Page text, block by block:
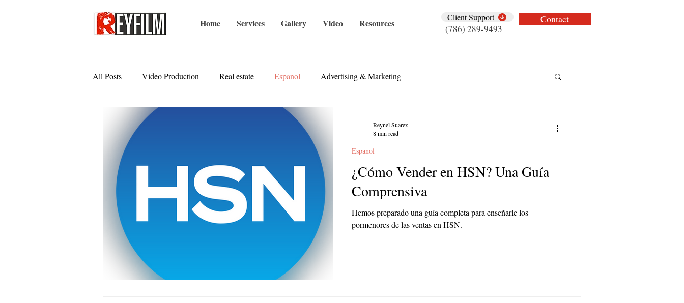
Home Services Gallery Video Resources
Client Support
(786) 289-9493
Contact
All Posts Video Production Real estate Espanol Advertising & Marketing
¿Cómo Vender en HSN? Una Guía
Comprensiva
Hemos preparado una guía completa para enseñarle los
pormenores de las ventas en HSN.
Espanol
Reynel Suarez
8 min read